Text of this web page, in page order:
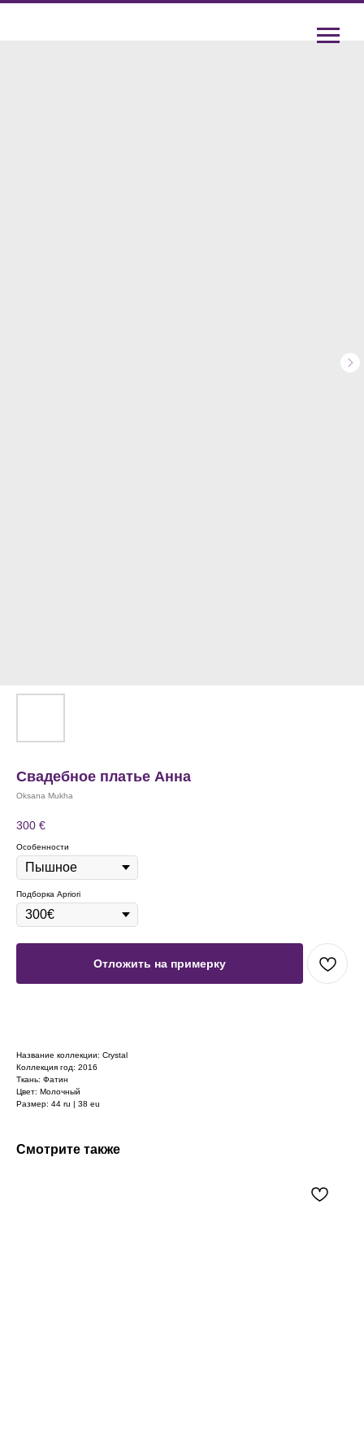
Свадебное платье Анна
Oksana Mukha
300 €
Особенности
Подборка Apriori
Отложить на примерку
Название коллекции: Crystal
Коллекция год: 2016
Ткань: Фатин
Цвет: Молочный
Размер: 44 ru | 38 eu
Смотрите также